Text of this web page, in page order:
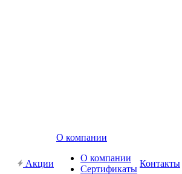
Акции
О компании
О компании
Сертификаты
Контакты